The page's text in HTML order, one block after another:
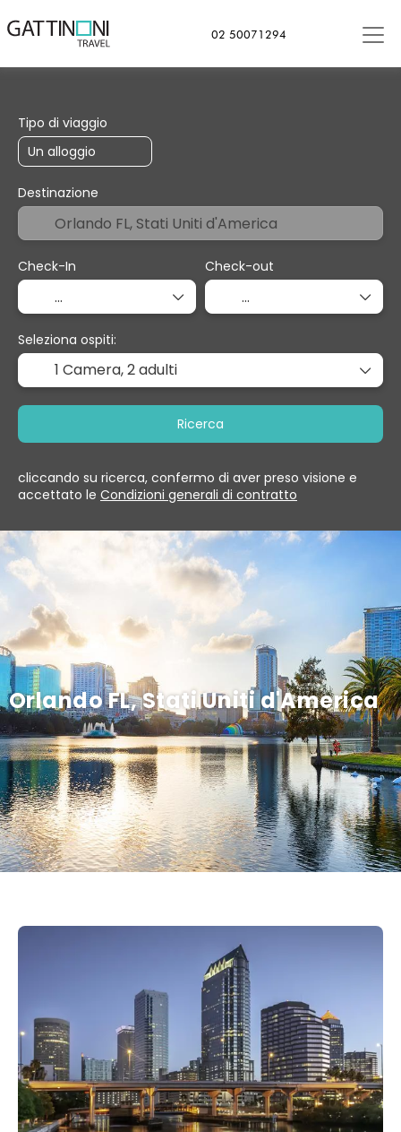
02 50071294
Orlando FL, Stati Uniti d'America
Soggiorno
Trasporto + Soggiorno
Tipo di viaggio
Destinazione
Check-In Check-out
Seleziona ospiti:
1 Camera,2 adulti
Ricerca
cliccando su ricerca, confermo di aver preso visione e
accettato le Condizioni generali di contratto